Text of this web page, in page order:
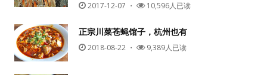
2017-12-07 ・ 10,596人已读
正宗川菜苍蝇馆子，杭州也有
2018-08-22 ・ 9,389人已读